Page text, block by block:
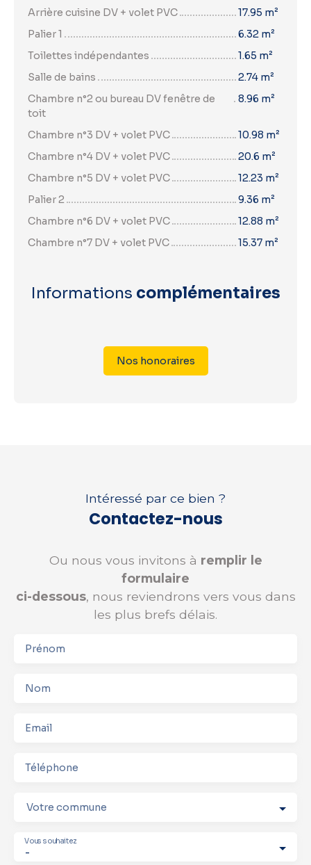
Arrière cuisine DV + volet PVC
17.95 m²
Palier 1
6.32 m²
Toilettes indépendantes
1.65 m²
Salle de bains
2.74 m²
Chambre n°2 ou bureau DV fenêtre de
toit
8.96 m²
Chambre n°3 DV + volet PVC
10.98 m²
Chambre n°4 DV + volet PVC
20.6 m²
Chambre n°5 DV + volet PVC
12.23 m²
Palier 2
9.36 m²
Chambre n°6 DV + volet PVC
12.88 m²
Chambre n°7 DV + volet PVC
15.37 m²
Informations complémentaires
Nos honoraires
Intéressé par ce bien ?
Contactez-nous
Ou nous vous invitons à remplir le
formulaire
ci-dessous, nous reviendrons vers vous dans
les plus brefs délais.
Prénom
Nom
Email
Téléphone
Votre commune
-
Vous souhaitez